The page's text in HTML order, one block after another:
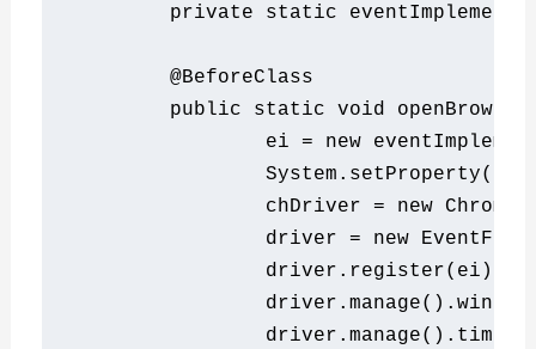
private
static
@BeforeClass
public
static void openBrowser
		ei
= new
System . setProperty(
		chDriver
= new
		driver
= new
		driver
. register( ei );
		driver
. manage(). window
		driver
. manage().